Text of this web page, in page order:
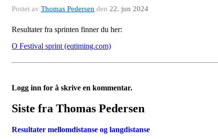
Postet av Thomas Pedersen den 22. jun 2024
Resultater fra sprinten finner du her:
O Festival sprint (eqtiming.com)
Logg inn for å skrive en kommentar.
Siste fra Thomas Pedersen
Resultater mellomdistanse og langdistanse